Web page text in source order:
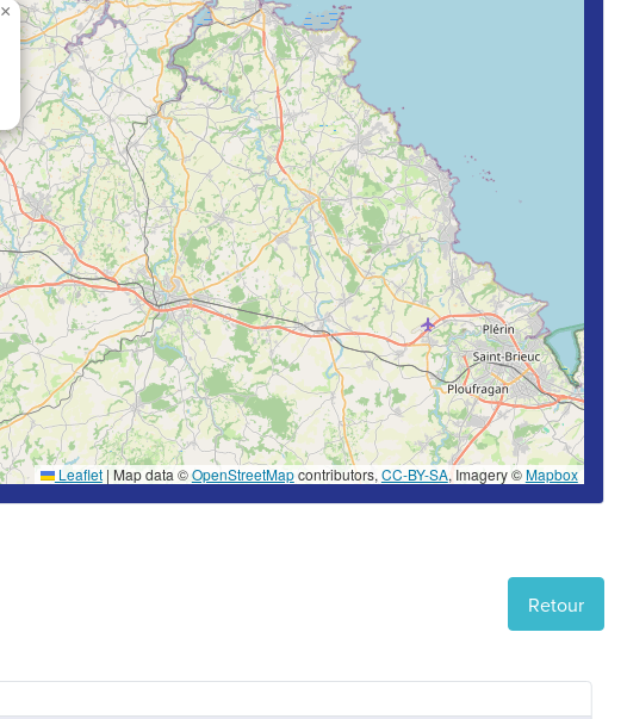
×
Leaflet| Map data ©OpenStreetMapcontributors, CC-BY-SA, Imagery ©Mapbox
Retour